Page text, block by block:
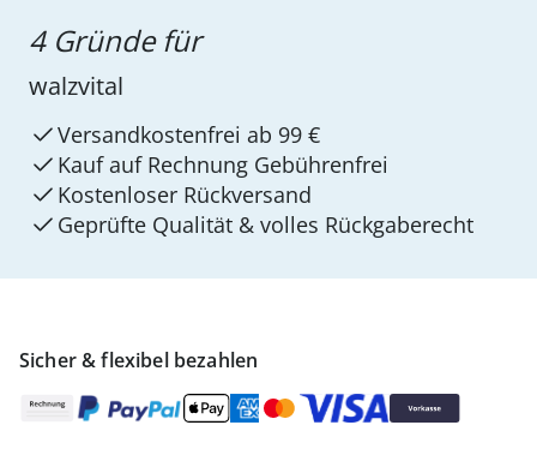
Sicher & flexibel bezahlen
4 Gründe für
walzvital
Versandkostenfrei ab 99 €
Kauf auf Rechnung Gebührenfrei
Kostenloser Rückversand
Geprüfte Qualität & volles Rückgaberecht